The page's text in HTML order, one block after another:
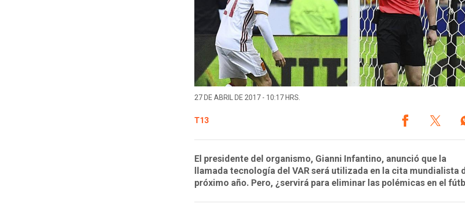
27 DE ABRIL DE 2017 - 10:17 HRS.
T13
El presidente del organismo, Gianni Infantino, anunció que la
llamada tecnología del VAR será utilizada en la cita mundialista
próximo año. Pero, ¿servirá para eliminar las polémicas en el